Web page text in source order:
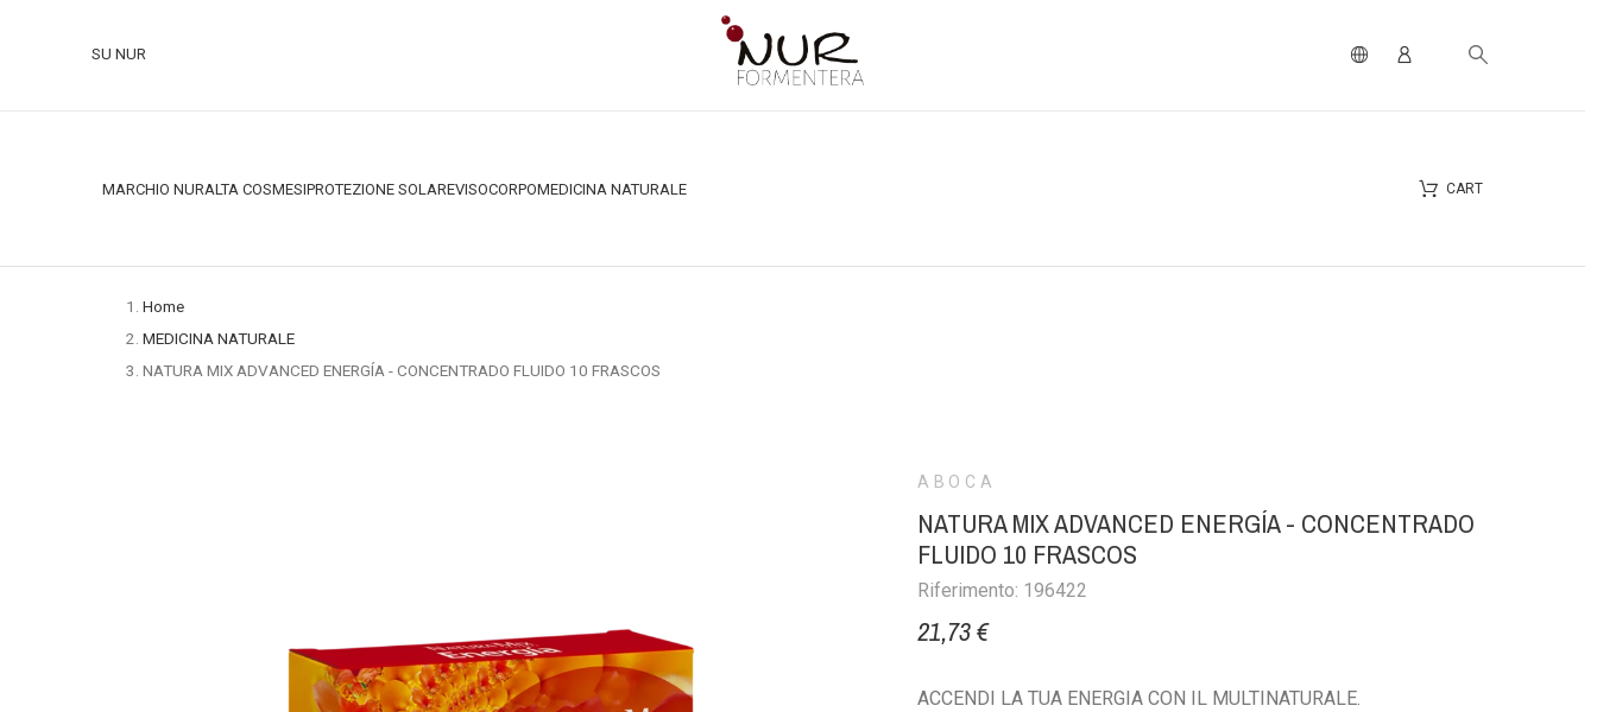
SU NUR
MARCHIO NURALTA COSMESIPROTEZIONE SOLAREVISOCORPOMEDICINA NATURALE CART
Home
MEDICINA NATURALE
NATURA MIX ADVANCED ENERGÍA - CONCENTRADO FLUIDO 10 FRASCOS
ABOCA
NATURA MIX ADVANCED ENERGÍA - CONCENTRADO
FLUIDO 10 FRASCOS
Riferimento: 196422
21,73 €
ACCENDI LA TUA ENERGIA CON IL MULTINATURALE.